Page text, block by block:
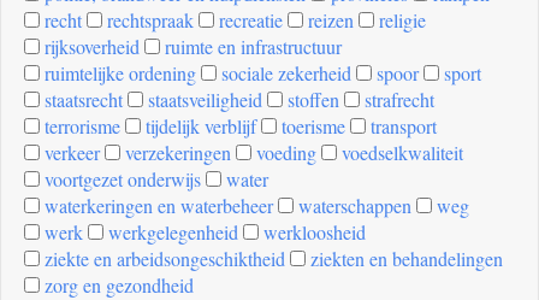
recht
rechtspraak recreatie reizen
religie
rijksoverheid
ruimte en infrastructuur
ruimtelijke ordening
sociale zekerheid spoor
sport
staatsrecht
staatsveiligheid stoffen
strafrecht
terrorisme
tijdelijk verblijf toerisme
transport
verkeer
verzekeringen voeding
voedselkwaliteit
voortgezet onderwijs
water
waterkeringen en waterbeheer
waterschappen
weg
werk
werkgelegenheid
werkloosheid
ziekte en arbeidsongeschiktheid
ziekten en behandelingen
zorg en gezondheid